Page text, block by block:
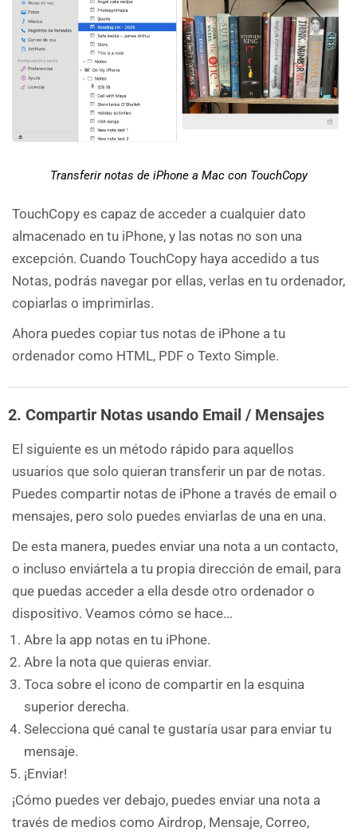
Transferir notas de iPhone a Mac con TouchCopy
TouchCopy es capaz de acceder a cualquier dato
almacenado en tu iPhone, y las notas no son una
excepción. Cuando TouchCopy haya accedido a tus
Notas, podrás navegar por ellas, verlas en tu ordenador,
copiarlas o imprimirlas.
Ahora puedes copiar tus notas de iPhone a tu
ordenador como HTML, PDF o Texto Simple.
2. Compartir Notas usando Email / Mensajes
El siguiente es un método rápido para aquellos
usuarios que solo quieran transferir un par de notas.
Puedes compartir notas de iPhone a través de email o
mensajes, pero solo puedes enviarlas de una en una.
De esta manera, puedes enviar una nota a un contacto,
o incluso enviártela a tu propia dirección de email, para
que puedas acceder a ella desde otro ordenador o
dispositivo. Veamos cómo se hace...
Abre la app notas en tu iPhone.
Abre la nota que quieras enviar.
Toca sobre el icono de compartir en la esquina
superior derecha.
Selecciona qué canal te gustaría usar para enviar tu
mensaje.
¡Enviar!
¡Cómo puedes ver debajo, puedes enviar una nota a
través de medios como Airdrop, Mensaje, Correo,